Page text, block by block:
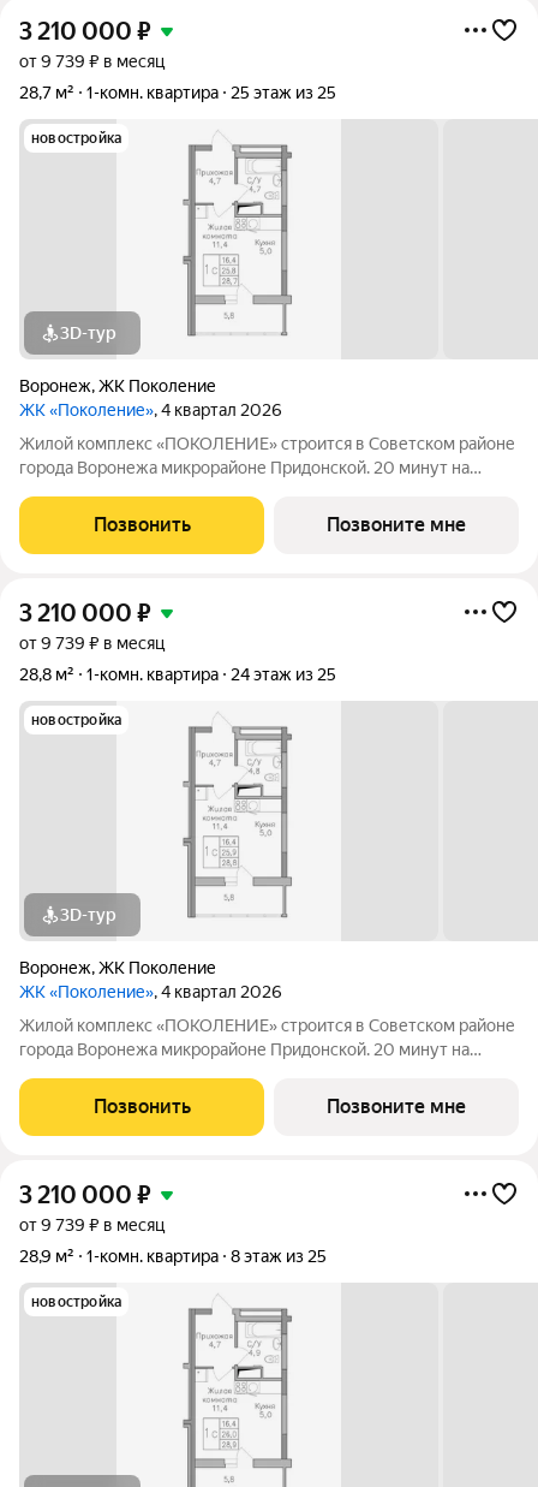
3 210 000 ₽
от 9 739 ₽ в месяц
28,7 м²
1-комн. квартира 25 этаж из 25
новостройка
3D-тур
Воронеж,ЖК Поколение
ЖК «Поколение», 4 квартал 2026
Жилой комплекс «ПОКОЛЕНИЕ» строится в Советском районе
города Воронежа микрорайоне Придонской. 20 минут на
доступности. Активное благоустройство: спортивные
тренажеры, комфортные детские
Позвонить Позвоните мне
3 210 000 ₽
от 9 739 ₽ в месяц
28,8 м²
1-комн. квартира 24 этаж из 25
новостройка
3D-тур
Воронеж,ЖК Поколение
ЖК «Поколение», 4 квартал 2026
Жилой комплекс «ПОКОЛЕНИЕ» строится в Советском районе
города Воронежа микрорайоне Придонской. 20 минут на
доступности. Активное благоустройство: спортивные
тренажеры, комфортные детские
Позвонить Позвоните мне
3 210 000 ₽
от 9 739 ₽ в месяц
28,9 м²
1-комн. квартира 8 этаж из 25
новостройка